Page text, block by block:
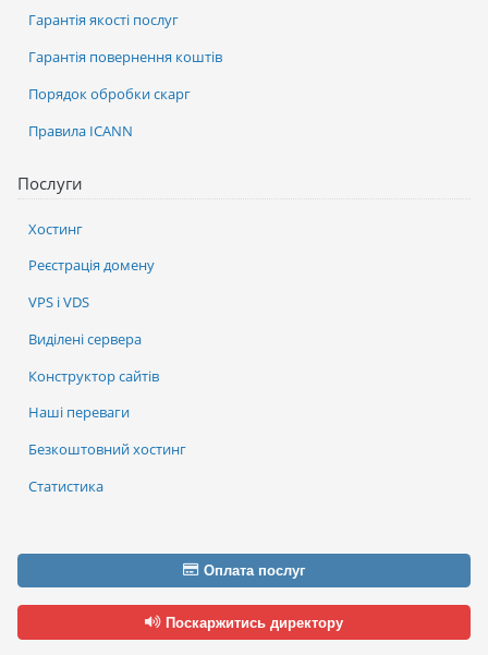
Послуги
Хостинг
Реєстрація домену
VPS і VDS
Виділені сервера
Конструктор сайтів
Наші переваги
Безкоштовний хостинг
Статистика
Гарантія якості послуг
Гарантія повернення коштів
Порядок обробки скарг
Правила ICANN
Оплата послуг
Поскаржитись директору